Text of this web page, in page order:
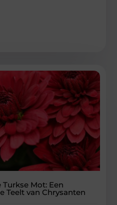
Mot: Een
Teelt van Chrysanten